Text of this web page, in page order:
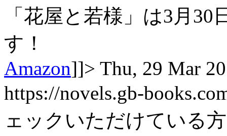
「花屋と若様」は3月
す！
Amazon]]> Thu, 29 Mar
https://novels.gb-
ェックいただけている